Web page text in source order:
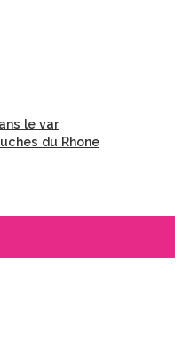
le var
du Rhone